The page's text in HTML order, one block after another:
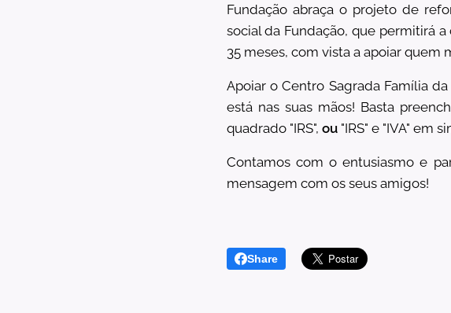
Fundação abraça o projeto de
social da Fundação, que permitirá
35 meses, com vista a apoiar quem
Apoiar o Centro Sagrada Família
está nas suas mãos! Basta
quadrado "IRS", ou"IRS" e "IVA" em
Contamos com o entusiasmo e
mensagem com os seus amigos!
Share